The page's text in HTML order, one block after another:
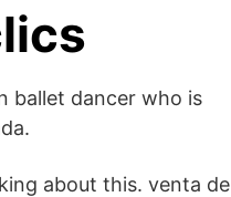
ballet dancer who is
about this. venta